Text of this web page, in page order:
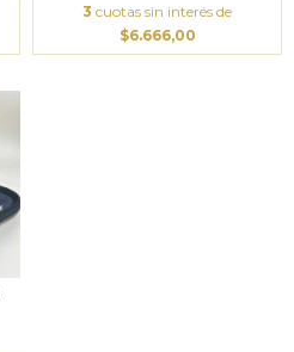
3 cuotas sin interés de
$6.666,00